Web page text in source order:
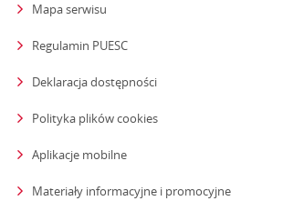
Mapa serwisu
Regulamin PUESC
Deklaracja dostępności
Polityka plików cookies
Aplikacje mobilne
Materiały informacyjne i promocyjne